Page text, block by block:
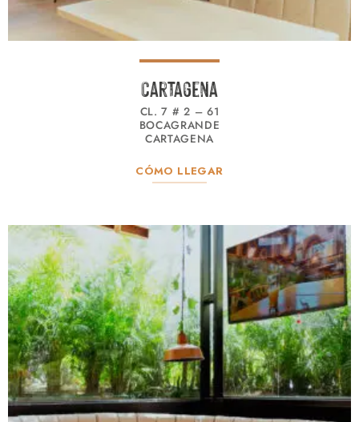
Cartagena
CL. 7 # 2 – 61
BOCAGRANDE
CARTAGENA
CÓMO LLEGAR